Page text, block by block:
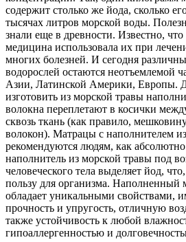
содержит столько же йода, сколько
тысячах литров морской воды.
знали еще в древности. Известно,
медицина использовала их при
многих болезней. И сегодня
водорослей остаются неотъемлемой
Азии, Латинской Америки, Европы.
изготовить из морской травы
волокна переплетают в косички
сквозь ткань (как правило,
волокон). Матрацы с наполнителем
рекомендуются людям, как
наполнитель из морской травы под
человеческого тела выделяет йод,
пользу для организма. Наполненный
обладает уникальными свойствами,
прочность и упругость, отличную
также устойчивость к любой
гипоаллергенностью и